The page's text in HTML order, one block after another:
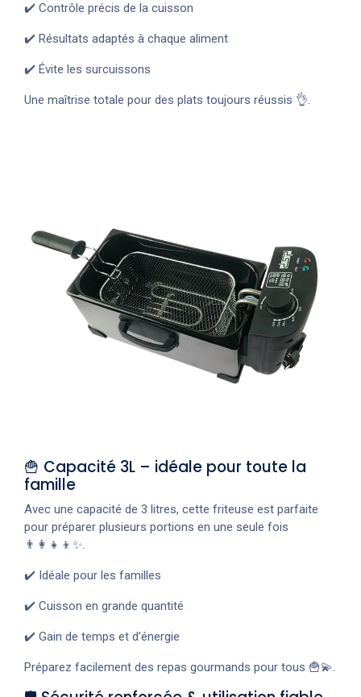
✔️ Contrôle précis de la cuisson
✔️ Résultats adaptés à chaque aliment
✔️ Évite les surcuissons
Une maîtrise totale pour des plats toujours réussis 👌.
🍟 Capacité 3L – idéale pour toute la
famille
Avec une capacité de 3 litres, cette friteuse est parfaite
pour préparer plusieurs portions en une seule fois
👨‍👩‍👧‍👦✨.
✔️ Idéale pour les familles
✔️ Cuisson en grande quantité
✔️ Gain de temps et d’énergie
Préparez facilement des repas gourmands pour tous 🍟💫.